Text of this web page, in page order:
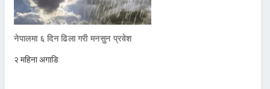
नेपालमा ६ दिन ढिला गरी मनसुन प्रवेश
२ महिना अगाडि